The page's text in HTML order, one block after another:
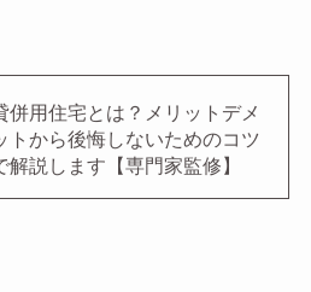
併用住宅とは？メリットデメ
トから後悔しないためのコツ
解説します【専門家監修】